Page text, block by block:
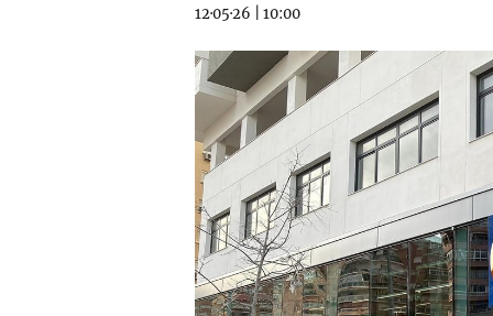
12·05·26 10:00